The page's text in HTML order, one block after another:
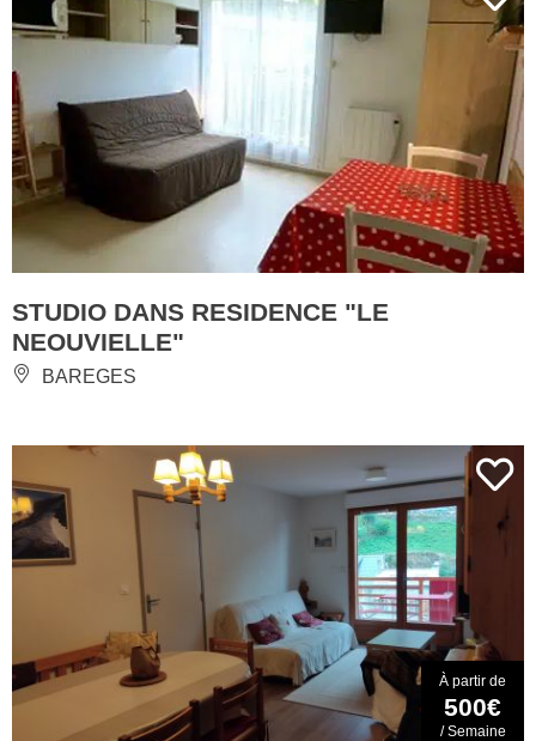
STUDIO DANS RESIDENCE "LE
NEOUVIELLE"
BAREGES
À partir de
500€
/ Semaine